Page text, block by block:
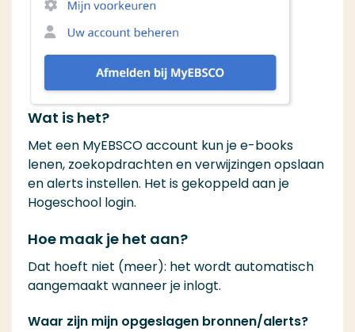
Wat is het?
Met een MyEBSCO account kun je e-books
lenen, zoekopdrachten en verwijzingen opslaan
en alerts instellen. Het is gekoppeld aan je
Hogeschool login.
Hoe maak je het aan?
Dat hoeft niet (meer): het wordt automatisch
aangemaakt wanneer je inlogt.
Waar zijn mijn opgeslagen bronnen/alerts?